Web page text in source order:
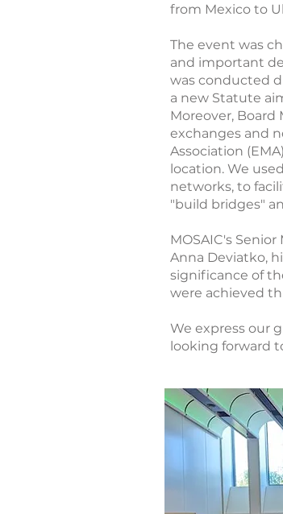
from Mexico to
The event was
and important
was conducted
a new Statute
Moreover,
exchanges and
Association
location. We
networks, to
"build bridges"
MOSAIC's
Anna Deviatko,
significance of
were achieved
We express our
looking forward